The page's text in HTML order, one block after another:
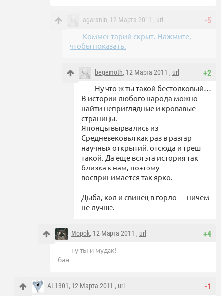
-5
agaranin, 12 Марта 2011 , url
Комментарий скрыт. Нажмите,
чтобы показать.
+2
begemoth, 12 Марта 2011 , url
Ну что ж ты такой бестолковый…
В истории любого народа можно
найти неприглядные и кровавые
страницы.
Японцы вырвались из
Средневековья как раз в разгар
научных открытий, отсюда и треш
такой. Да еще вся эта история так
близка к нам, поэтому
воспринимается так ярко.
Дыба, кол и свинец в горло — ничем
не лучше.
+4
Mopok, 12 Марта 2011 , url
ну ты и мудак!
бан
-1
AL1301, 12 Марта 2011 , url